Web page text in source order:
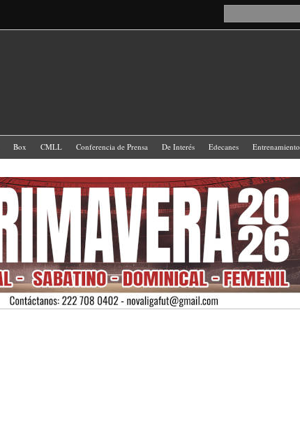
Box CMLL Conferencia de Prensa De Interés Edecanes Entrenamiento